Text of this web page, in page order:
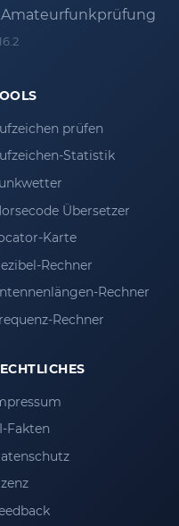
prüfen
Statistik
Übersetzer
Karte
Rechner
Rechner
Rechner
Fakten